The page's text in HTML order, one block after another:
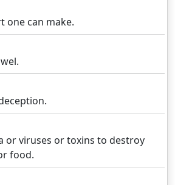
one can make.
or viruses or toxins to destroy
food.